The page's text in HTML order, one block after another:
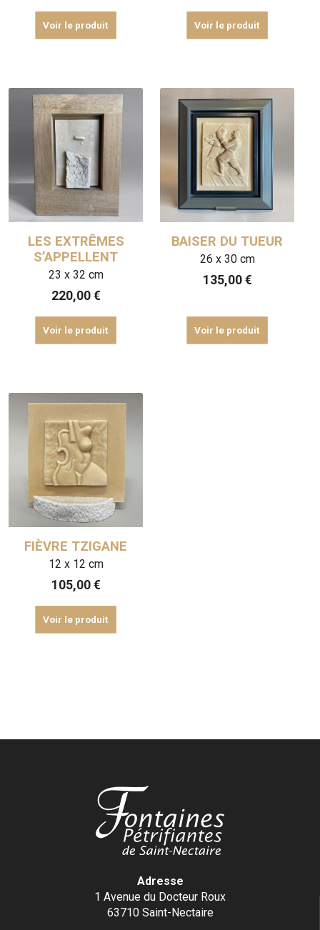
Voir le produit Voir le produit
LES EXTRÊMES
S’APPELLENT
23 x 32 cm
220,00 €
Voir le produit
BAISER DU TUEUR
26 x 30 cm
135,00 €
Voir le produit
FIÈVRE TZIGANE
12 x 12 cm
105,00 €
Voir le produit
Adresse
1 Avenue du Docteur Roux
63710 Saint-Nectaire